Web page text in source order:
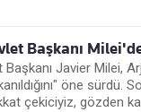
Başkanı
Javier Milei,
öne
çekiciyiz, gözden